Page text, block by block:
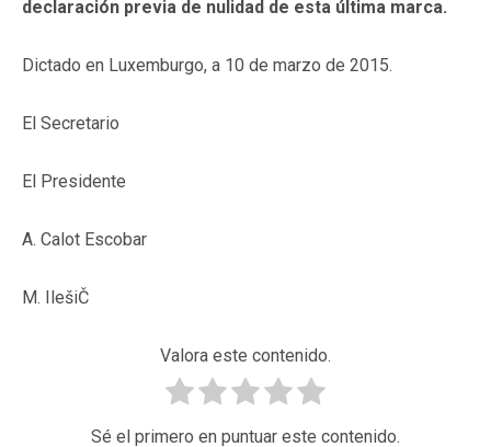
declaración previa de nulidad de esta última marca.
Dictado en Luxemburgo, a 10 de marzo de 2015.
El Secretario
El Presidente
A. Calot Escobar
M. IlešiČ
Valora este contenido.
Sé el primero en puntuar este contenido.